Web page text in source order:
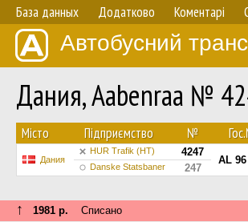
База данных Додатково Коментарі
Автобусний
Дания, Aabenraa №
Мiсто Підприємство №
Дания
HUR Trafik (HT) 4247
AL
Danske Statsbaner 247
↑ 1981 р. Списано